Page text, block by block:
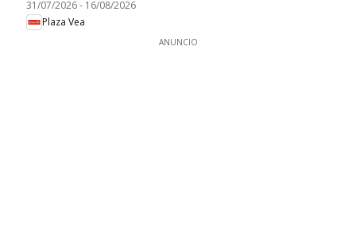
31/07/2026- 16/08/2026
Plaza Vea
ANUNCIO